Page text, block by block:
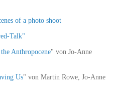
of a photo shoot
Talk"
Anthropocene" von Jo-Anne
Us" von Martin Rowe, Jo-Anne